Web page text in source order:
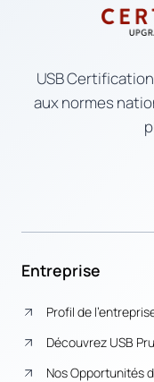
USB
aux normes
Entreprise
Profil de
Découvrez USB
Nos Opportunités